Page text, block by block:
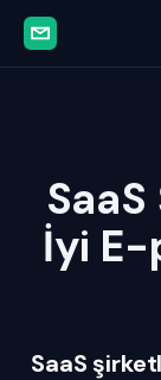
İyi E-
SaaS